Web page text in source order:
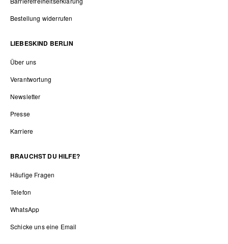
Bestellung widerrufen
LIEBESKIND BERLIN
Über uns
Verantwortung
Newsletter
Presse
Karriere
BRAUCHST DU HILFE?
Häufige Fragen
Telefon
WhatsApp
Schicke uns eine Email